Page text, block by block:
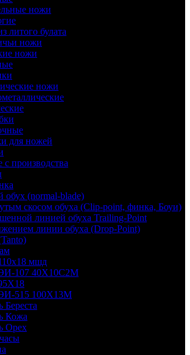
ножи
литого булата
ножи
ножи
ножи
для ножей
производства
обух (normal-blade)
скосом обуха (Clip-point, финка, Боуи)
линией обуха Trailing-Point
линии обуха (Drop-Point)
мшд
107 40Х10С2М
515 100Х13М
Береста
Кожа
Орех